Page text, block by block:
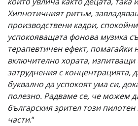
Хипнотичният ритъм,
производствени кадри,
успокояващата фонова музика
терапевтичен ефект, помагайки
включително хората, изпитващи
затруднения с концентрацията,
буквално да успокоят ума си,
полезно. Радваме се, че можем
българския зрител този пилотен
части.“